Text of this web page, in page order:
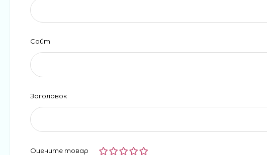
Сайт
Заголовок
Оцените товар